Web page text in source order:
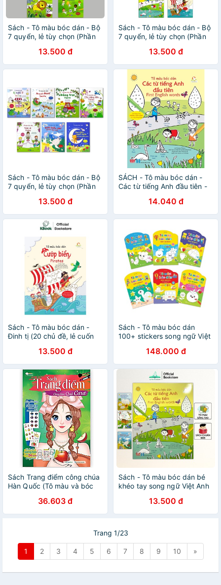
Sách - Tô màu bóc dán - Bộ
7 quyển, lẻ tùy chọn (Phần
13.500 đ
Sách - Tô màu bóc dán - Bộ
7 quyển, lẻ tùy chọn (Phần
13.500 đ
Sách - Tô màu bóc dán - Bộ
7 quyển, lẻ tùy chọn (Phần
13.500 đ
SÁCH - Tô màu bóc dán -
Các từ tiếng Anh đầu tiên -
14.040 đ
Sách - Tô màu bóc dán -
Đinh tị (20 chủ đề, lẻ cuốn
13.500 đ
Sách - Tô màu bóc dán
100+ stickers song ngữ Việt
148.000 đ
Sách Trang điểm công chúa
Hàn Quốc (Tô màu và bóc
36.603 đ
Sách - Tô màu bóc dán bé
khéo tay song ngữ Việt Anh
13.500 đ
Trang 1/23
1 2 3 4 5 6 7 8 9 10 »